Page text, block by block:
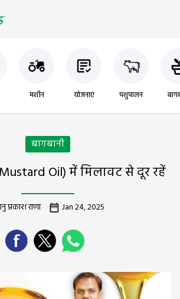
मशीन योजनाएं पशुपालन
बागबानी
Oil) में मिलावट से दूर रहें
प्रकाश राणा Jan 24, 2025